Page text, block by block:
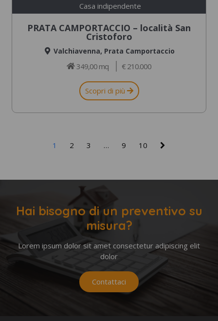
Casa indipendente
PRATA CAMPORTACCIO – località San
Cristoforo
Valchiavenna, Prata Camportaccio
349,00 mq € 210.000
Scopri di più
1 2 3 … 9 10
Hai bisogno di un preventivo su
misura?
Lorem ipsum dolor sit amet consectetur adipiscing elit
dolor
Contattaci